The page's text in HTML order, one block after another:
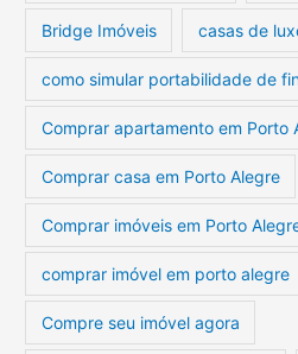
Bridge Imóveis casas de
como simular portabilidade de
Comprar apartamento em Porto
Comprar casa em Porto Alegre
Comprar imóveis em Porto
comprar imóvel em porto alegre
Compre seu imóvel agora